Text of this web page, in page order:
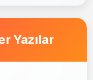
Yazılar